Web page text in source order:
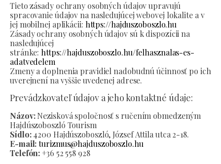
Tieto zásady ochrany osobných údajov upravujú
spracovanie údajov na nasledujúcej webovej lokalite a v
jej mobilnej aplikácii: https://hajduszoboszlo.hu
Zásady ochrany osobných údajov sú k dispozícii na
nasledujúcej
stránke: https://hajduszoboszlo.hu/felhasznalas-es-
adatvedelem
Zmeny a doplnenia pravidiel nadobudnú účinnosť po ich
uverejnení na vyššie uvedenej adrese.
Prevádzkovateľ údajov a jeho kontaktné údaje:
Názov:Nezisková spoločnosť s ručením obmedzeným
Hajdúszoboszló Tourism
Sídlo:4200 Hajdúszoboszló, József Attila utca 2-18.
E-mail: turizmus@hajduszoboszlo.hu
Telefón:+36 52 558 928